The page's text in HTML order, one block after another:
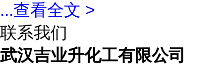
...查看全文 >
联系我们
武汉吉业升化工有限公司